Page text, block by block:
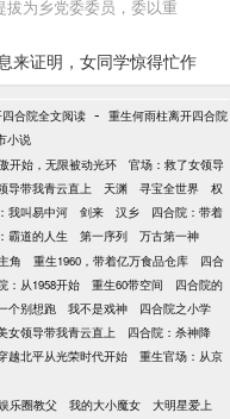
为乡党委委员，委以重
市到省级的每一个阶梯中，
巅峰。 本书故事是虚构。
来证明，女同学惊得忙作
合院全文阅读 - 重生何雨柱离开四合院
小说
开始，无限被动光环
官场：救了女领导
导带我青云直上 天渊 寻宝全世界
权
我叫易中河 剑来 汉乡
四合院：带着
霸道的人生 第一序列 万古第一神
角 重生1960，带着亿万食品仓库
四合
：从1958开始 重生60带空间
四合院的
个别想跑 我不是戏神
四合院之小学
女领导带我青云直上
四合院：杀神降
越北平从光荣时代开始
重生官场：从京
乐圈教父 我的大小魔女
大明星爱上